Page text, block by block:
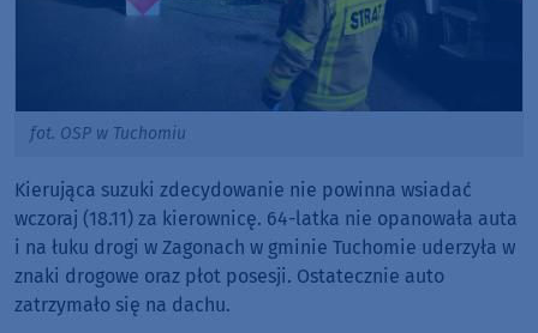
fot. OSP w Tuchomiu
Kierująca suzuki zdecydowanie nie powinna wsiadać
wczoraj (18.11) za kierownicę. 64-latka nie opanowała auta
i na łuku drogi w Zagonach w gminie Tuchomie uderzyła w
znaki drogowe oraz płot posesji. Ostatecznie auto
zatrzymało się na dachu.